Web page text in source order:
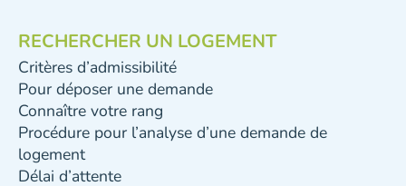
RECHERCHER UN LOGEMENT
Critères d’admissibilité
Pour déposer une demande
Connaître votre rang
Procédure pour l’analyse d’une demande de
logement
Délai d’attente